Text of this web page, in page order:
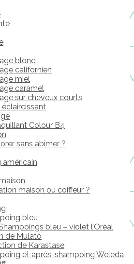
blond
californien
miel
caramel
sur cheveux courts
éclaircissant
Colour B4
sans abîmer ?
américain
maison ou coiffeur ?
bleu
bleu – violet l’Oréal
de Mulato
de Karastase
et après-shampoing Weleda